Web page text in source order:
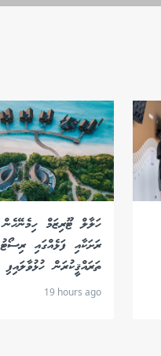
ރަށަކާއި ފަޅެއްގައި ރިސޯޓު
ތަރައްޤީކުރަން ހުޅުވާލައިފި
19 hours ago